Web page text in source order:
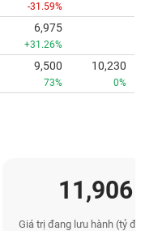
-31.59%
6,975
+31.26%
9,500
73%
10,230
0%
11,906
Giá trị đang lưu hành (tỷ